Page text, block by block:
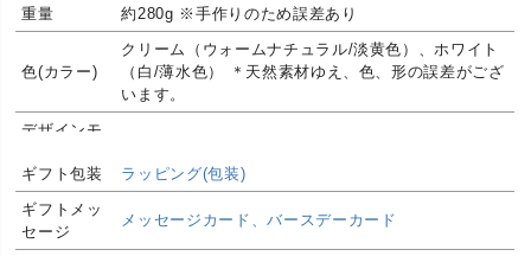
重量
約280g ※手作りのため誤差あり
色(カラー)
クリーム（ウォームナチュラル/淡黄色）、ホワイト
（白/薄水色） ＊天然素材ゆえ、色、形の誤差がござ
います。
デザインモ
デザインイ
メージ
おしゃれ(オシャレ/お洒落)、デザイン(モダン/スタイ
リッシュ)、高級(上質/高品質)
生産国
日本製(国産)
ギフト包装
ラッピング(包装)
ギフトメッ
セージ
メッセージカード、バースデーカード